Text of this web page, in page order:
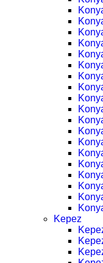
Kepez